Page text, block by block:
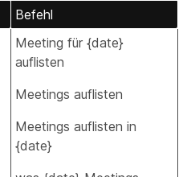
Befehl
Meeting für {date}
auflisten
Meetings auflisten
Meetings auflisten in
{date}